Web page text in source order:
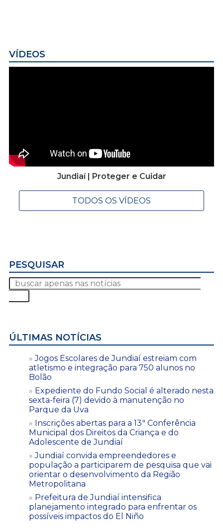
VÍDEOS
Jundiaí | Proteger e Cuidar
TODOS OS VÍDEOS
PESQUISAR
ÚLTIMAS NOTÍCIAS
Jogos Escolares de Jundiaí estreiam com
atletismo e integração para 750 alunos no
Bolão
Expediente do Fundo Social é alterado nesta
sexta-feira (7) devido à manutenção no
Parque da Uva
Inscrições abertas para a 13ª Conferência
Municipal dos Direitos da Criança e do
Adolescente de Jundiaí
Jundiaí convida empreendedores e
população a participarem de pesquisa que vai
orientar o desenvolvimento da Região
Metropolitana
Prefeitura de Jundiaí intensifica
planejamento integrado para enfrentar os
possíveis impactos do El Niño